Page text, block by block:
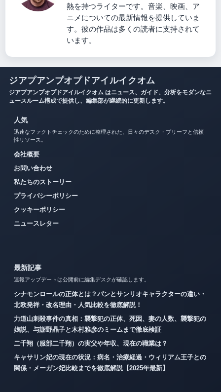
熱を持つライターです。音楽、映画、ア
ニメについての最新情報を提供していま
す。彼の作品は多くの読者に支持されて
います。
ジアプアンプオプドアイルイクオム
ジアプアンプオプドアイルイクオム はニュース、ガイド、分析をモダンなニ
ュースルーム構成で提供し、編集部が継続的に更新します。
人気
迅速なファクトチェックのために整理された、日々のデスク・ブリーフと信頼
性リソース。
会社概要
お問い合わせ
私たちのストーリー
プライバシーポリシー
クッキーポリシー
ニュースレター
最新記事
速報アップデートは公開前に編集デスクが確認します。
シナモンロールの正体とは？パンとサンリオキャラクターの違い・
北欧発祥・改名理由・人気比較を徹底解説！
力道山刺殺事件の真相：襲撃犯の正体、死因、妻の人数、襲撃犯の
娘説、与謝野晶子と木村雅彦のミームまで徹底検証
二千翔（服部二千翔）の実父や年収、現在の職業は？
キャサリン妃の現在の状況：病名・治療経過・ウィリアム王子との
関係・メーガン妃比較までを徹底解説【2025年最新】